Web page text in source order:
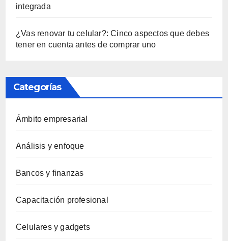
integrada
¿Vas renovar tu celular?: Cinco aspectos que debes
tener en cuenta antes de comprar uno
Categorías
Ámbito empresarial
Análisis y enfoque
Bancos y finanzas
Capacitación profesional
Celulares y gadgets